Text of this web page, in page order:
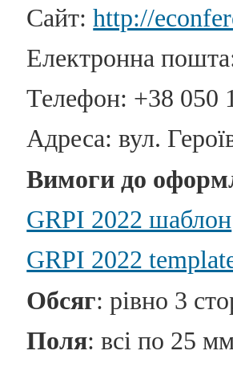
Сайт:http://
Електронна
Телефон: +38 050
Адреса: вул.
Вимоги до
GRPI 2022 шаблон
GRPI 2022
Обсяг: рівно 3
Поля: всі по 25